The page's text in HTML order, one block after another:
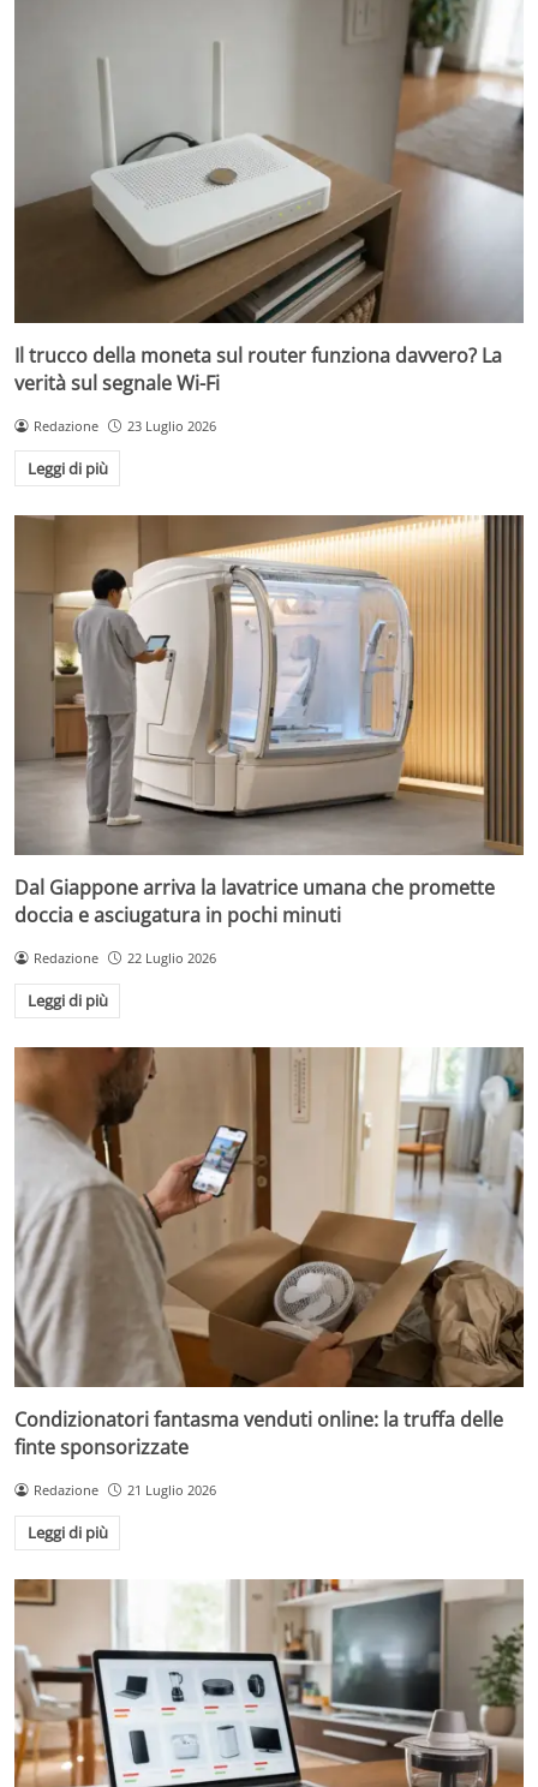
Il trucco della moneta sul router funziona davvero? La
verità sul segnale Wi-Fi
Redazione 23 Luglio 2026
Leggi di più
Dal Giappone arriva la lavatrice umana che promette
doccia e asciugatura in pochi minuti
Redazione 22 Luglio 2026
Leggi di più
Condizionatori fantasma venduti online: la truffa delle
finte sponsorizzate
Redazione 21 Luglio 2026
Leggi di più